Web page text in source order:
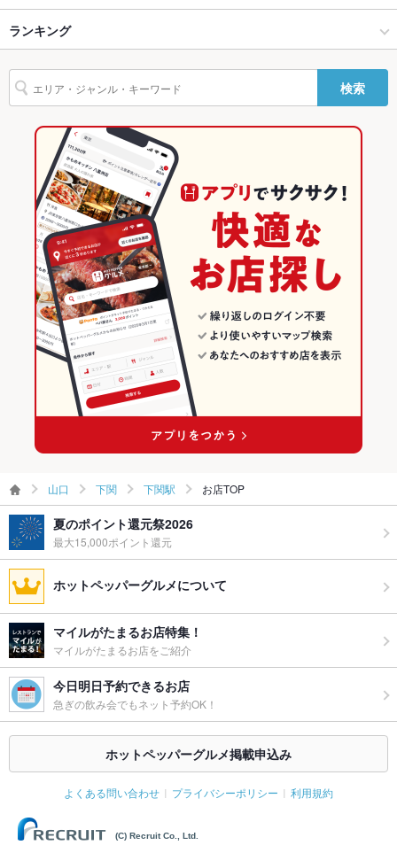
設備
Wi-Fi あり
バリアフリ
ー
なし ：お手伝いが必要な場合はスタッフまでお気軽にお申し出
ください。
駐車場
なし ：お近くのコインパーキングをご利用下さい。また運転さ
れる方へのお酒の提供は行っておりません。
英語メニュ
あり
その他設備 不明点等、お気軽に店舗へご相談下さい。
その他
飲み放題
あり ：単品飲み放題プラン、飲み放題付きコースも多数ご用意
しております。お得なクーポンも併せてご利用下さい。
食べ放題
なし ：食べ放題プランはございませんが、一品一品真心こめて
調理いたします。
カクテル充実、焼酎充実、日本酒充実、ワイン充実
お子様連れOK ：ママ友会やお子様連れも大歓迎！掘りごたつ
ウェディン
グパーティ
ー二次会
結婚式二次会のご予約も承っております♪飲み会・誕生日会や
合コンの二次会も◎
備考 ご要望が御座いましたら、お気軽にご相談ください！！
くいもの屋わん 大和店
個室居酒屋 くいもの屋わん 茅ヶ崎店
くいもの屋わん 湘南台店
個室居酒屋 くいもの屋わん 蒲田店
くいもの屋わん 大宮南銀通り店
くいもの屋わん 本厚木店
くいもの屋わん 川崎西口店
その他の関連店舗
下関 × 和風
下関駅 × 居酒屋
下関駅 × 和風
創作料理
下関 × 創作料理
下関 × 和風
下関駅 × 創作料理
下関駅 × 和風
下関駅 × 和風
下関駅 × 創作料理
下関駅 × 和風
山口 × 居酒屋
山口 × 和風
山口 × 創作料理
山口 × 和風
からあげ
ふぐ・てっちり ちらし寿司 うどん 焼きそば
フレンチトースト チーズケーキ
ランキング
山口のグルメランキング
山口の居酒屋ランキング
下関のグルメランキング
下関の居酒屋ランキング
下関駅のグルメランキング
下関駅の居酒屋ランキング
検索
山口 下関 下関駅 お店TOP
夏のポイント還元祭2026
最大15,000ポイント還元
ホットペッパーグルメについて
マイルがたまるお店特集！
マイルがたまるお店をご紹介
今日明日予約できるお店
急ぎの飲み会でもネット予約OK！
ホットペッパーグルメ掲載申込み
よくある問い合わせ プライバシーポリシー 利用規約
(C) Recruit Co., Ltd.